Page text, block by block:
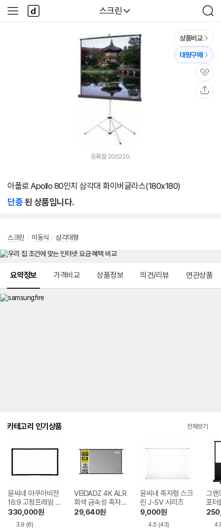
다나와
스크린
검
색
사
이
다
나
와
상품비교
대량구매
관
심
등록월 2002.10.
아폴로 Apollo 80인치 삼각대 화이버글라스(180x180)
단종된 상품입니다.
스크린 / 이동식 / 삼각대형
요약정보 가격비교 상품정보 의견/리뷰 연관상품
카테고리 인기상품 전체보기
윤씨네 아쿠아비전
16:9 고정프레임 스
크린 SA-FH 시리
즈 시네비젼원단
330,000원
3.9 (8)
VEIDADZ 4K ALR
회색 금속성 족자형
빔프로젝터 스크린
29,640원
윤씨네 족자형 스크
린 J-SV 시리즈
9,000원
4.5 (43)
그랜
포터
H 시